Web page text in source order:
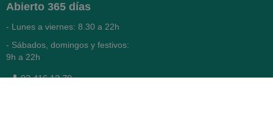
Abierto 365 días
- Lunes a viernes: 8.30 a 22h
- Sábados, domingos y festivos:
9h a 22h
93 416 12 70